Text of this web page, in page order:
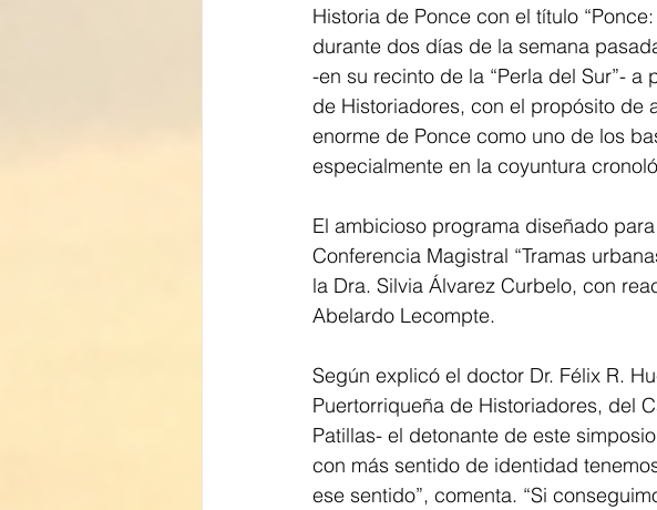
Historia de Ponce con el título
durante dos días de la semana
-en su recinto de la “Perla del Sur”-
de Historiadores, con el propósito de
enorme de Ponce como uno de los
especialmente en la coyuntura
El ambicioso programa diseñado
Conferencia Magistral “Tramas
la Dra. Silvia Álvarez Curbelo, con
Abelardo Lecompte.
Según explicó el doctor Dr. Félix R.
Puertorriqueña de Historiadores, del
Patillas- el detonante de este
con más sentido de identidad
ese sentido”, comenta. “Si